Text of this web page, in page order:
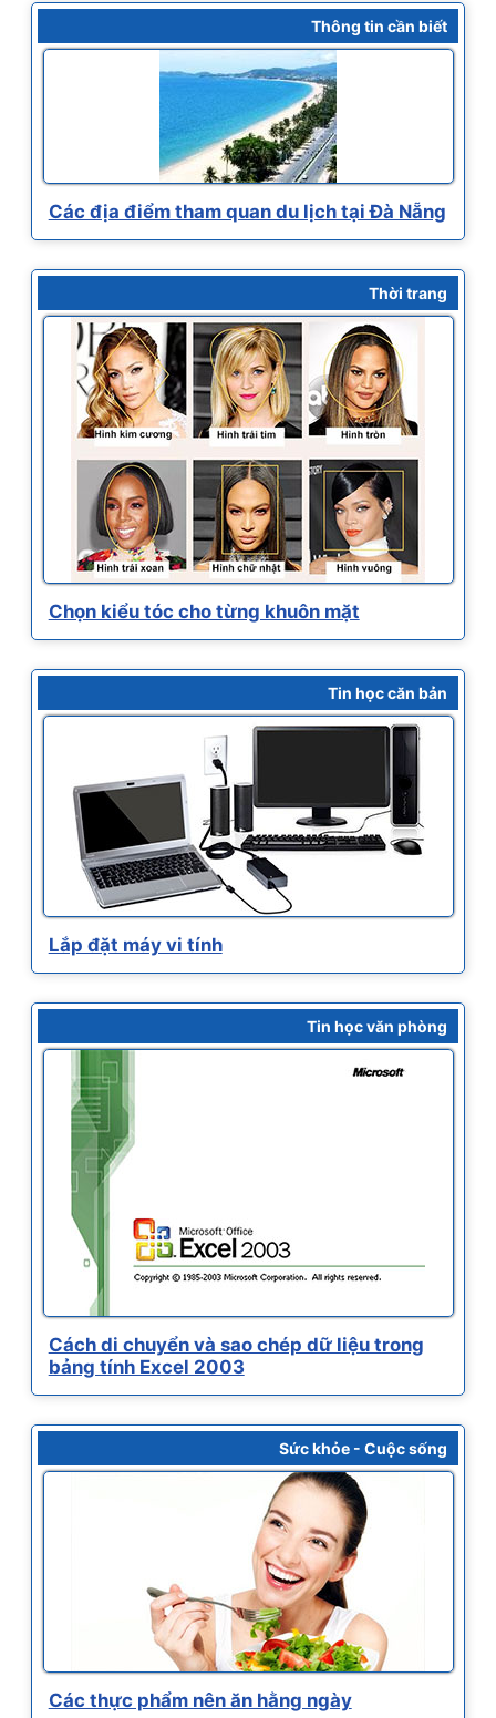
Thông tin cần biết
Các địa điểm tham quan du lịch tại Đà Nẵng
Thời trang
Chọn kiểu tóc cho từng khuôn mặt
Tin học căn bản
Lắp đặt máy vi tính
Tin học văn phòng
Cách di chuyển và sao chép dữ liệu trong
bảng tính Excel 2003
Sức khỏe - Cuộc sống
Các thực phẩm nên ăn hằng ngày